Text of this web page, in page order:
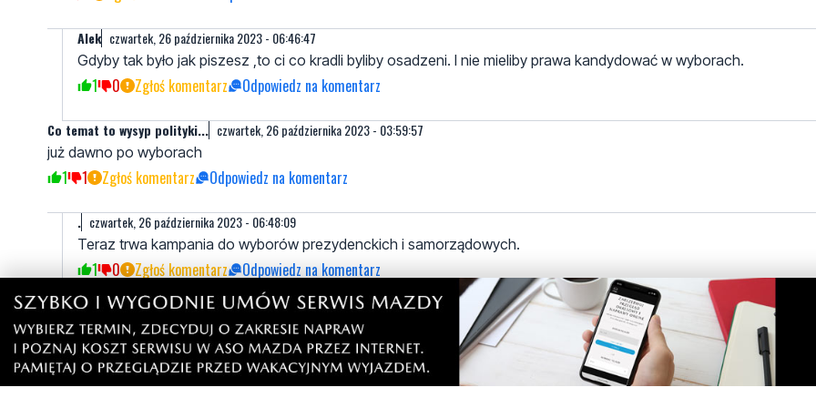
AIek czwartek, 26 października 2023 - 06:46:47
Gdyby tak było jak piszesz ,to ci co kradli byliby osadzeni. I nie mieliby prawa kandydować w wyborach.
1 0 Zgłoś komentarz Odpowiedz na komentarz
Co temat to wysyp polityki... czwartek, 26 października 2023 - 03:59:57
już dawno po wyborach
1 1 Zgłoś komentarz Odpowiedz na komentarz
. czwartek, 26 października 2023 - 06:48:09
Teraz trwa kampania do wyborów prezydenckich i samorządowych.
1 0 Zgłoś komentarz Odpowiedz na komentarz
Napisz swój komentarz